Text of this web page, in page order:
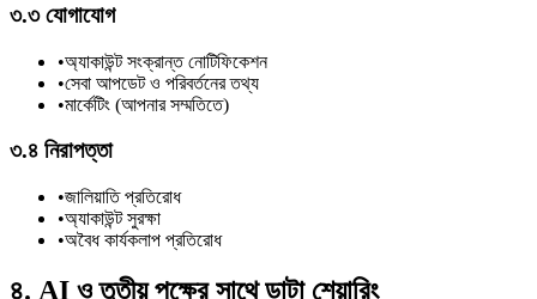
৩.৩ যোগাযোগ
•অ্যাকাউন্ট সংক্রান্ত নোটিফিকেশন
•সেবা আপডেট ও পরিবর্তনের তথ্য
•মার্কেটিং (আপনার সম্মতিতে)
৩.৪ নিরাপত্তা
•জালিয়াতি প্রতিরোধ
•অ্যাকাউন্ট সুরক্ষা
•অবৈধ কার্যকলাপ প্রতিরোধ
৪. AI ও তৃতীয় পক্ষের সাথে ডাটা শেয়ারিং